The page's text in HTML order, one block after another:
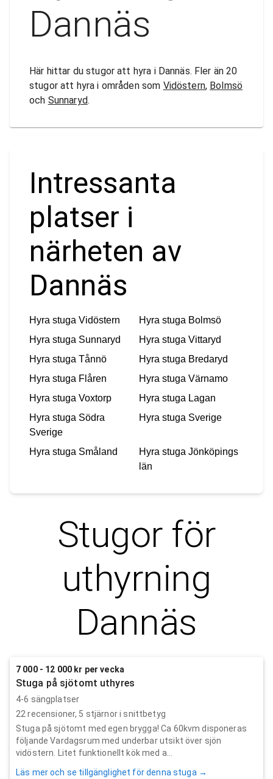
Dannäs
Här hittar du stugor att hyra i Dannäs. Fler än 20
stugor att hyra i områden som Vidöstern, Bolmsö
och Sunnaryd.
Intressanta
platser i
närheten av
Dannäs
Hyra stuga Vidöstern Hyra stuga Bolmsö
Hyra stuga Sunnaryd Hyra stuga Vittaryd
Hyra stuga Tånnö Hyra stuga Bredaryd
Hyra stuga Flåren Hyra stuga Värnamo
Hyra stuga Voxtorp Hyra stuga Lagan
Hyra stuga Södra
Sverige
Hyra stuga Sverige
Hyra stuga Småland Hyra stuga Jönköpings
län
Stugor för
uthyrning
Dannäs
7 000 - 12 000 kr per vecka
Stuga på sjötomt uthyres
4-6 sängplatser
22 recensioner, 5 stjärnor i snittbetyg
Stuga på sjötomt med egen brygga! Ca 60kvm disponeras
följande Vardagsrum med underbar utsikt över sjön
vidöstern. Litet funktionellt kök med a...
Läs mer och se tillgänglighet för denna stuga →